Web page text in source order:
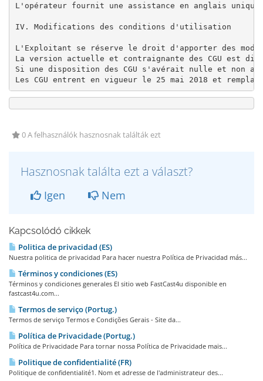
L'opérateur fournit une assistance en anglais
IV. Modifications des conditions d'utilisation
L'Exploitant se réserve le droit d'apporter des
La version actuelle et contraignante des CGU est
Si une disposition des CGU s'avérait nulle et non
Les CGU entrent en vigueur le 25 mai 2018 et
0 A felhasználók hasznosnak találták ezt
Hasznosnak találta ezt a választ?
Igen Nem
Kapcsolódó cikkek
Politica de privacidad (ES)
Nuestra politica de privacidad Para hacer nuestra Política de Privacidad más...
Términos y condiciones (ES)
Términos y condiciones generales El sitio web FastCast4u disponible en
fastcast4u.com...
Termos de serviço (Portug.)
Termos de serviço Termos e Condições Gerais - Site da...
Política de Privacidade (Portug.)
Política de Privacidade Para tornar nossa Política de Privacidade mais...
Politique de confidentialité (FR)
Politique de confidentialité1. Nom et adresse de l'administrateur des...